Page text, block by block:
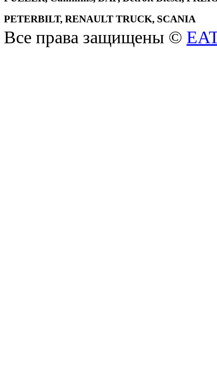
PETERBILT, RENAULT TRUCK, SCANIA
Все права защищены ©